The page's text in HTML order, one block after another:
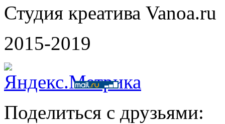
Студия креатива Vanoa.ru
2015-2019
Поделиться с друзьями: